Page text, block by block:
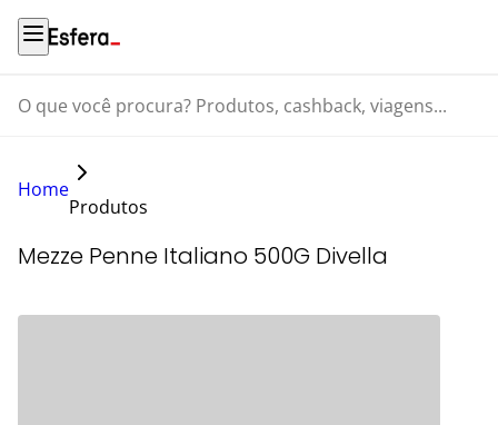
O que você procura? Produtos, cashback, viagens...
Home
Produtos
Mezze Penne Italiano 500G Divella